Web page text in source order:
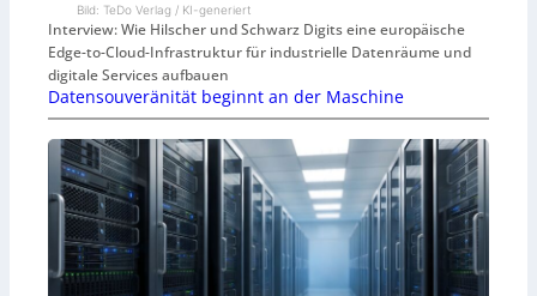
Bild: TeDo Verlag / KI-generiert
Interview: Wie Hilscher und Schwarz Digits eine europäische
Edge-to-Cloud-Infrastruktur für industrielle Datenräume und
digitale Services aufbauen
Datensouveränität beginnt an der Maschine